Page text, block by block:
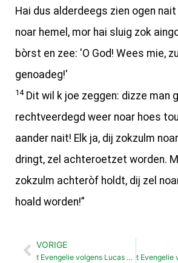
Hai dus alderdeegs zien ogen
noar hemel, mor hai sluig zok
bòrst en zee: 'O God! Wees mie,
genoadeg!'
14Dit wil k joe zeggen: dizze man
rechtveerdegd weer noar hoes
aander nait! Elk ja, dij zokzulm
dringt, zel achteroetzet worden.
zokzulm achteròf holdt, dij zel
hoald worden!”
Vorige
VORIGE
t Evengelie volgens Lucas Volholden mit beden (18: 1- 8)